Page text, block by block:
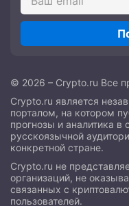
© 2026 – Crypto.ru Все
Crypto.ru является
порталом, на котором
прогнозы и аналитика в
русскоязычной
конкретной стране.
Crypto.ru не
организаций, не
связанных с
пользователей.